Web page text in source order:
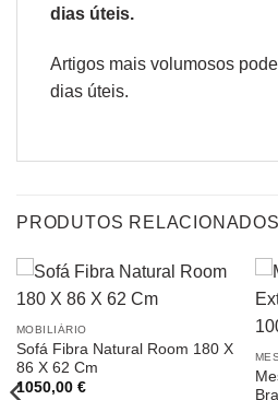
dias úteis.
Artigos mais volumosos
dias úteis.
PRODUTOS RELACIONADOS
MOBILIÁRIO
Sofá Fibra Natural Room 180 X
86 X 62 Cm
1050,00 €